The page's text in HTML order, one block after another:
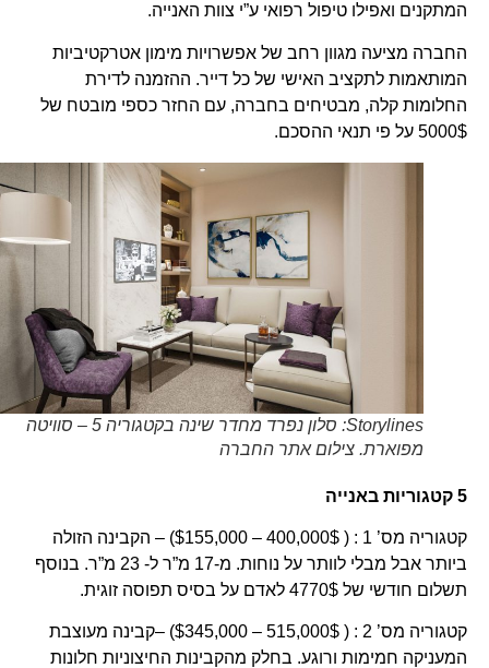
המתקנים ואפילו טיפול רפואי ע”י צוות האנייה.
החברה מציעה מגוון רחב של אפשרויות מימון אטרקטיביות
המותאמות לתקציב האישי של כל דייר. ההזמנה לדירת
החלומות קלה, מבטיחים בחברה, עם החזר כספי מובטח של
5000$ על פי תנאי ההסכם.
Storylines: סלון נפרד מחדר שינה בקטגוריה 5 – סוויטה
מפוארת. צילום אתר החברה
קטגוריה מס’ 1 : ( 400,000$ – $155,000) – הקבינה הזולה
ביותר אבל מבלי לוותר על נוחות. מ-17 מ”ר ל- 23 מ”ר. בנוסף
תשלום חודשי של 4770$ לאדם על בסיס תפוסה זוגית.
קטגוריה מס’ 2 : ( 515,000$ – $345,000) –קבינה מעוצבת
המעניקה חמימות ורוגע. בחלק מהקבינות החיצוניות חלונות